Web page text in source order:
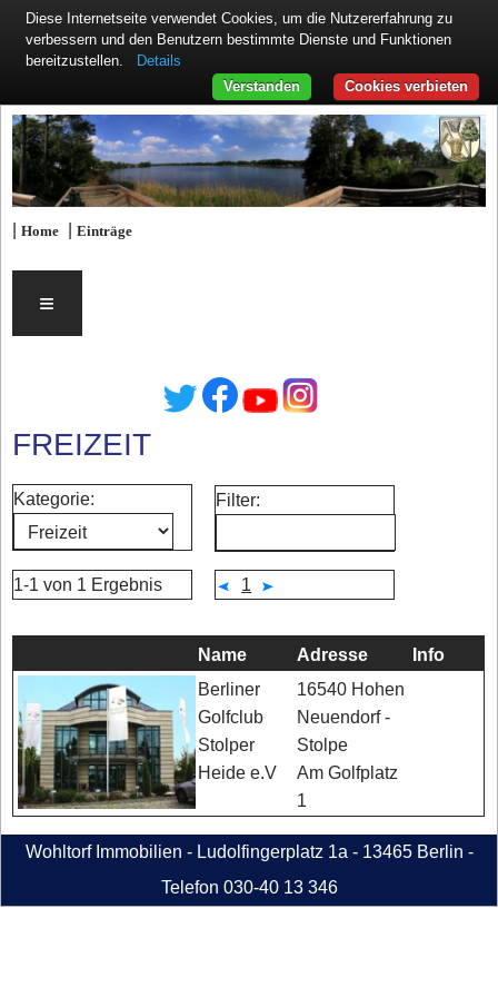
|Home |Einträge
≡
FREIZEIT
Kategorie: Filter:
1-1 von 1 Ergebnis 1
Name Adresse Info
Berliner
Golfclub
Stolper
Heide e.V
16540 Hohen
Neuendorf -
Stolpe
Am Golfplatz
1
Wohltorf Immobilien - Ludolfingerplatz 1a - 13465 Berlin -
Telefon 030-40 13 346
Diese Internetseite verwendet Cookies, um die Nutzererfahrung zu
verbessern und den Benutzern bestimmte Dienste und Funktionen
bereitzustellen.
Details
Cookies verbieten
Verstanden